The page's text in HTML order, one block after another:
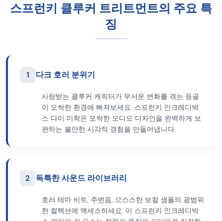
스프런키 클루커 트리트먼트의 주요 특
징
1 다크 호러 분위기
사랑받는 클루커 캐릭터가 무서운 변화를 겪는 등골
이 오싹한 환경에 빠져보세요. 스프런키 인크레디박
스 다이 미학은 오싹한 오디오 디자인을 완벽하게 보
완하는 불안한 시각적 경험을 만들어냅니다.
2 독특한 사운드 라이브러리
호러 테마 비트, 주변음, 으스스한 보컬 샘플의 광범위
한 컬렉션에 액세스하세요. 이 스프런키 인크레디박